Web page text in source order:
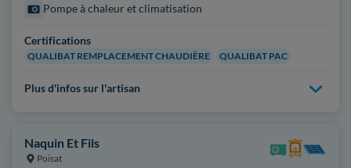
Pompe à chaleur et climatisation
Certifications
QUALIBAT REMPLACEMENT CHAUDIÈRE QUALIBAT PAC
Plus d'infos sur l'artisan
Naquin Et Fils
Poisat